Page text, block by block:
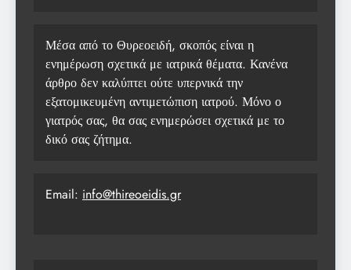
Μέσα από το Θυρεοειδή, σκοπός είναι η
ενημέρωση σχετικά με ιατρικά θέματα. Κανένα
άρθρο δεν καλύπτει ούτε υπερνικά την
εξατομικευμένη αντιμετώπιση ιατρού. Μόνο ο
γιατρός σας, θα σας ενημερώσει σχετικά με το
δικό σας ζήτημα.
Email: info@thireoeidis.gr